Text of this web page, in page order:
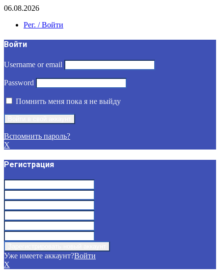
06.08.2026
Рег. / Войти
Войти
Username or email
Password
Помнить меня пока я не выйду
Вспомнить пароль?
X
Регистрация
Уже имеете аккаунт?Войти
X